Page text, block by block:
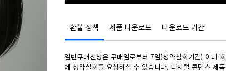
환불 정책 제품 다운로드 다운로드 기간
일반구매신청은 구매일로부터 7일(청약철회기간) 이내
에 청약철회를 요청하실 수 있습니다. 디지털 콘텐츠 제품